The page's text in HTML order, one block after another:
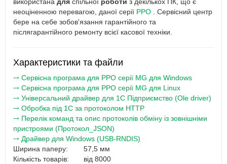
використана для спільної роботи з декількох ПК, що є
неоціненною перевагою, даної серії РРО . Сервісний центр
бере на себе зобов'язання гарантійного та
післягарантійного ремонту всієї касової техніки.
Характеристики та файли
⤍ Сервісна програма для РРО серії MG для Windows
⤍ Сервісна програма для РРО серії MG для Linux
⤍ Універсальний драйвер для 1С Підприємство (Ole driver)
⤍ Обробка під 1С за протоколом HTTP
⤍ Перелік команд та опис протоколів обміну із зовнішніми
пристроями (Протокол_JSON)
⤍ Драйвер для Windows (USB-RNDIS)
Ширина паперу:
57,5 мм
Кількість товарів:
від 8000